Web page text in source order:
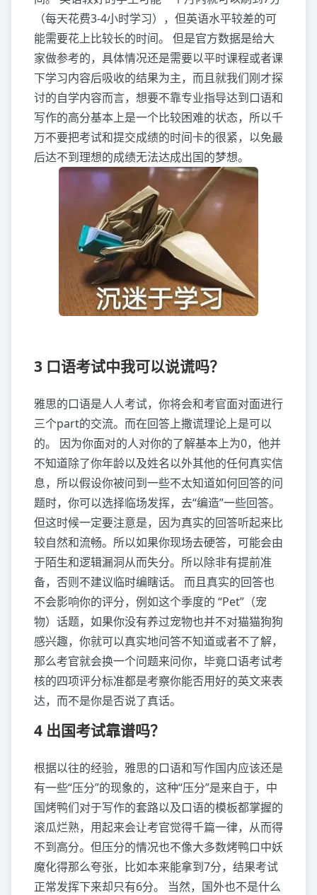
（每天花费3-4小时学习），但英语水平较差的可
能需要花上比较长的时间。 但是官方数据是给大
家做参考的，具体情况还是需要以平时课程或者课
下学习内容后吸收的结果为主，而且就我们刚才探
讨的自学内容而言，想要不靠专业指导达到口语和
写作的高分基本上是一个比较困难的状态，所以千
万不要把考试和提交成绩的时间卡的很紧，以免最
后达不到理想的成绩无法达成出国的梦想。
3 口语考试中我可以说谎吗？
雅思的口语是人人考试，你将会和考官面对面进行
三个part的交流。而在回答上撒谎理论上是可以
的。 因为你面对的人对你的了解基本上为0，他并
不知道除了你年龄以及姓名以外其他的任何真实信
息，所以假设你被问到一些不太知道如何回答的问
题时，你可以选择临场发挥，去“编造”一些回答。
但这时候一定要注意是，因为真实的回答听起来比
较自然和流畅。所以如果你现场去硬答，可能会由
于陌生和逻辑漏洞从而失分。所以除非有提前准
备，否则不建议临时编瞎话。 而且真实的回答也
不会影响你的评分，例如这个季度的 “Pet”（宠
物）话题，如果你没有养过宠物也并不对猫猫狗狗
感兴趣，你就可以真实地问答不知道或者不了解，
那么考官就会换一个问题来问你，毕竟口语考试考
核的四项评分标准都是考察你能否用好的英文来表
达，而不是你是否说了真话。
4 出国考试靠谱吗？
根据以往的经验，雅思的口语和写作国内应该还是
有一些“压分”的现象的，这种“压分”是来自于，中
国烤鸭们对于写作的套路以及口语的模板都掌握的
滚瓜烂熟，用起来会让考官觉得千篇一律，从而得
不到高分。但压分的情况也不像大多数烤鸭口中妖
魔化得那么夸张，比如本来能拿到7分，结果考试
正常发挥下来却只有6分。 当然，国外也不是什么